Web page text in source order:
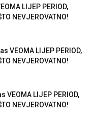
LIJEP PERIOD,
NEVJEROVATNO!
VEOMA LIJEP PERIOD,
NEVJEROVATNO!
VEOMA LIJEP PERIOD,
NEVJEROVATNO!